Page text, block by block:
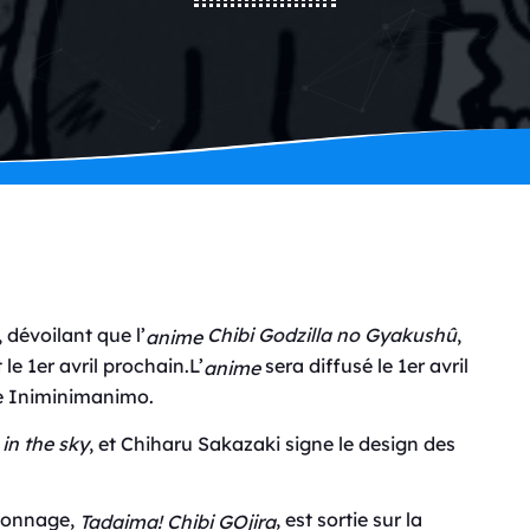
que l’anime Chibi Godzilla no Gyakushû,
1er avril prochain.L’animesera diffusé le 1er avril
Iniminimanimo.
in the sky, et Chiharu Sakazaki signe le design des
Tadaima! Chibi GOjira, est sortie sur la